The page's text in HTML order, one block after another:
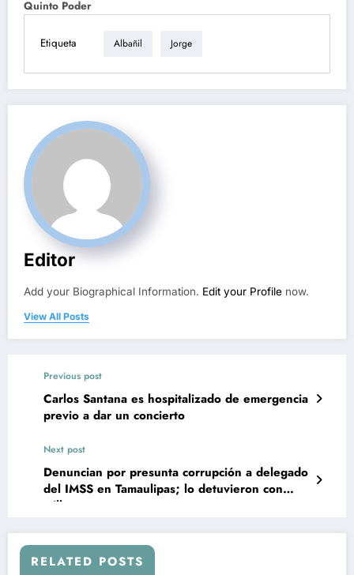
Quinto Poder
Etiqueta Albañil Jorge
Editor
Add your Biographical Information. Edit your Profile now.
View All Posts
Previous post
Carlos Santana es hospitalizado de emergencia
previo a dar un concierto
Next post
Denuncian por presunta corrupción a delegado
del IMSS en Tamaulipas; lo detuvieron con
millones y armamento
RELATED POSTS